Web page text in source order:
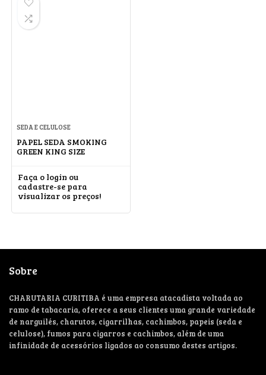
SEDA E CELULOSE
PAPEL SEDA SMOKING
GREEN KING SIZE
Faça o login ou
cadastre-se para
visualizar os preços!
Sobre
CHARUTARIA CURITIBA é uma empresa atacadista voltada ao
ramo de tabacaria, oferece a seus clientes uma grande variedade
de narguilés, charutos, cigarrilhas, cachimbos, papeis (seda e
celulose), fumos para cigarros e cachimbos, além de uma
infinidade de acessórios ligados ao consumo destes artigos.